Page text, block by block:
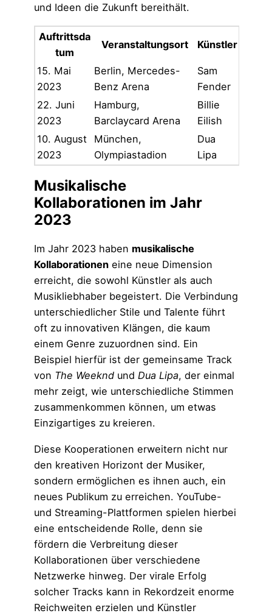
und Ideen die Zukunft bereithält.
Auftrittsda
tum
Veranstaltungsort Künstler
15. Mai
2023
Berlin, Mercedes-
Benz Arena
Sam
Fender
22. Juni
2023
Hamburg,
Barclaycard Arena
Billie
Eilish
10. August
2023
München,
Olympiastadion
Dua
Lipa
Musikalische
Kollaborationen im Jahr
2023
Im Jahr 2023 haben musikalische
Kollaborationen eine neue Dimension
erreicht, die sowohl Künstler als auch
Musikliebhaber begeistert. Die Verbindung
unterschiedlicher Stile und Talente führt
oft zu innovativen Klängen, die kaum
einem Genre zuzuordnen sind. Ein
Beispiel hierfür ist der gemeinsame Track
von The Weeknd und Dua Lipa, der einmal
mehr zeigt, wie unterschiedliche Stimmen
zusammenkommen können, um etwas
Einzigartiges zu kreieren.
Diese Kooperationen erweitern nicht nur
den kreativen Horizont der Musiker,
sondern ermöglichen es ihnen auch, ein
neues Publikum zu erreichen. YouTube-
und Streaming-Plattformen spielen hierbei
eine entscheidende Rolle, denn sie
fördern die Verbreitung dieser
Kollaborationen über verschiedene
Netzwerke hinweg. Der virale Erfolg
solcher Tracks kann in Rekordzeit enorme
Reichweiten erzielen und Künstler